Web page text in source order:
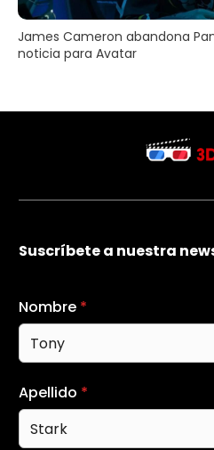
James Cameron abandona
noticia para Avatar
Suscríbete a nuestra
Nombre *
Apellido *